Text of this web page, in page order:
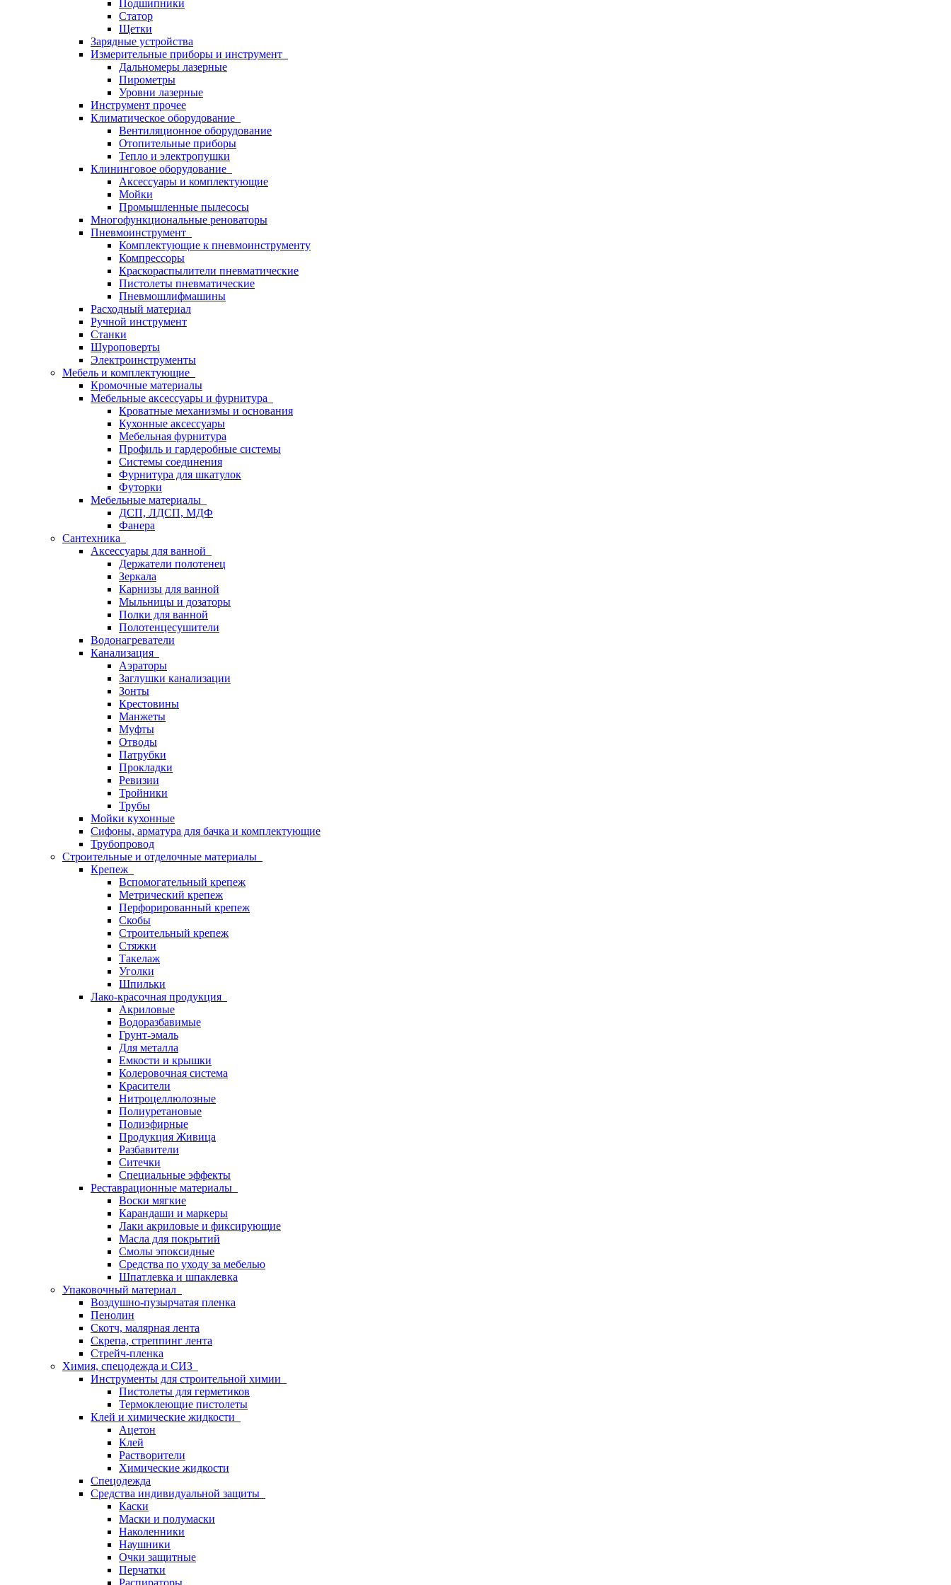
Подшипники
Статор
Щетки
Зарядные устройства
Измерительные приборы и инструмент
Дальномеры лазерные
Пирометры
Уровни лазерные
Инструмент прочее
Климатическое оборудование
Вентиляционное оборудование
Отопительные приборы
Тепло и электропушки
Клининговое оборудование
Аксессуары и комплектующие
Мойки
Промышленные пылесосы
Многофункциональные реноваторы
Пневмоинструмент
Комплектующие к пневмоинструменту
Компрессоры
Краскораспылители пневматические
Пистолеты пневматические
Пневмошлифмашины
Расходный материал
Ручной инструмент
Станки
Шуроповерты
Электроинструменты
Мебель и комплектующие
Кромочные материалы
Мебельные аксессуары и фурнитура
Кроватные механизмы и основания
Кухонные аксессуары
Мебельная фурнитура
Профиль и гардеробные системы
Системы соединения
Фурнитура для шкатулок
Футорки
Мебельные материалы
ДСП, ЛДСП, МДФ
Фанера
Сантехника
Аксессуары для ванной
Держатели полотенец
Зеркала
Карнизы для ванной
Мыльницы и дозаторы
Полки для ванной
Полотенцесушители
Водонагреватели
Канализация
Аэраторы
Заглушки канализации
Зонты
Крестовины
Манжеты
Муфты
Отводы
Патрубки
Прокладки
Ревизии
Тройники
Трубы
Мойки кухонные
Сифоны, арматура для бачка и комплектующие
Трубопровод
Строительные и отделочные материалы
Крепеж
Вспомогательный крепеж
Метрический крепеж
Перфорированный крепеж
Скобы
Строительный крепеж
Стяжки
Такелаж
Уголки
Шпильки
Лако-красочная продукция
Акриловые
Водоразбавимые
Грунт-эмаль
Для металла
Емкости и крышки
Колеровочная система
Красители
Нитроцеллюлозные
Полиуретановые
Полиэфирные
Продукция Живица
Разбавители
Ситечки
Специальные эффекты
Реставрационные материалы
Воски мягкие
Карандаши и маркеры
Лаки акриловые и фиксирующие
Масла для покрытий
Смолы эпоксидные
Средства по уходу за мебелью
Шпатлевка и шпаклевка
Упаковочный материал
Воздушно-пузырчатая пленка
Пенолин
Скотч, малярная лента
Скрепа, стреппинг лента
Стрейч-пленка
Химия, спецодежда и СИЗ
Инструменты для строительной химии
Пистолеты для герметиков
Термоклеющие пистолеты
Клей и химические жидкости
Ацетон
Клей
Растворители
Химические жидкости
Спецодежда
Средства индивидуальной защиты
Каски
Маски и полумаски
Наколенники
Наушники
Очки защитные
Перчатки
Распираторы